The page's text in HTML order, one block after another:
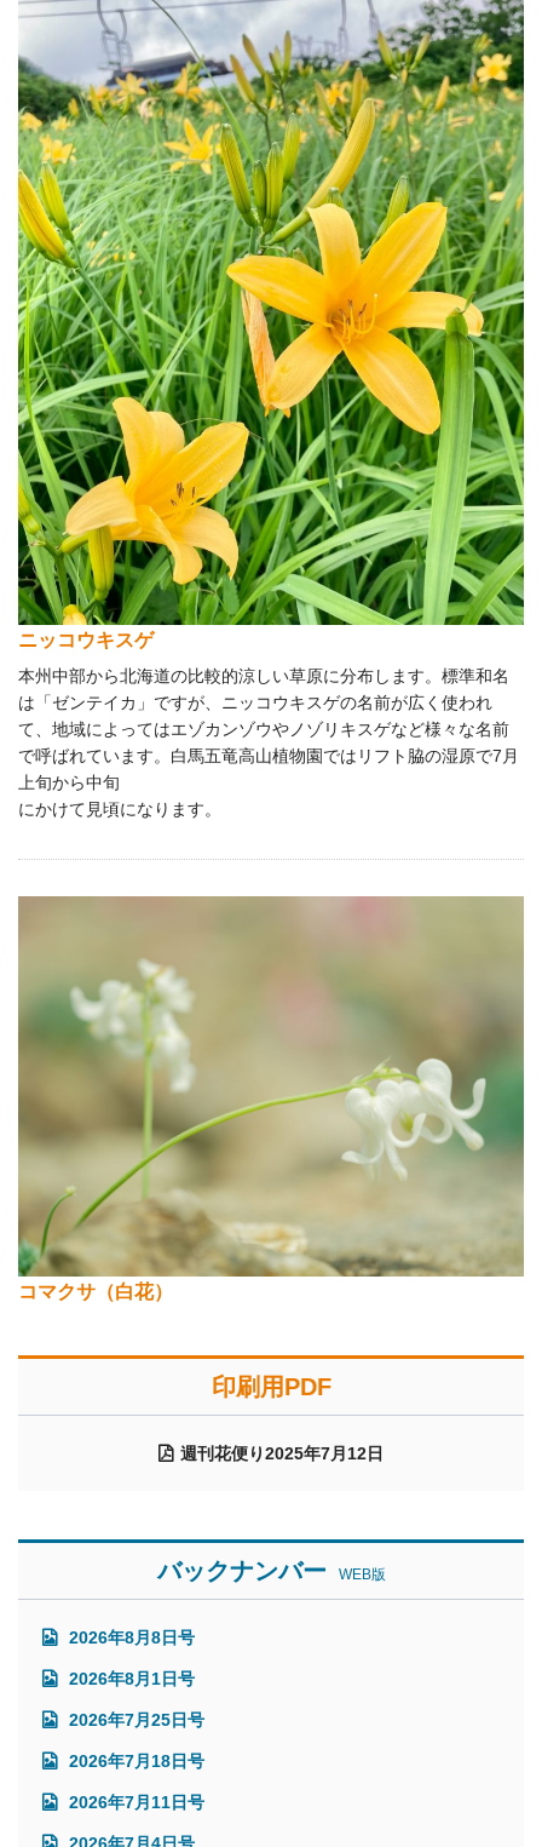
ニッコウキスゲ
本州中部から北海道の比較的涼しい草原に分布します。標準和名
は「ゼンテイカ」ですが、ニッコウキスゲの名前が広く使われ
て、地域によってはエゾカンゾウやノゾリキスゲなど様々な名前
で呼ばれています。白馬五竜高山植物園ではリフト脇の湿原で7月
上旬から中旬
にかけて見頃になります。
コマクサ（白花）
印刷用PDF
週刊花便り2025年7月12日
バックナンバー WEB版
2026年8月8日号
2026年8月1日号
2026年7月25日号
2026年7月18日号
2026年7月11日号
2026年7月4日号